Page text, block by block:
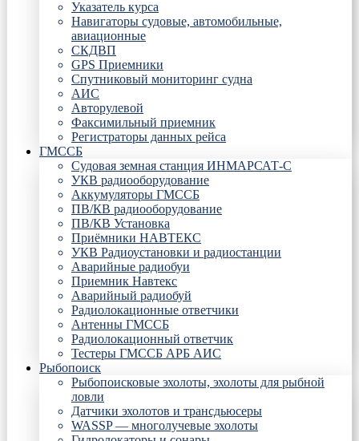
Указатель курса
Навигаторы судовые, автомобильные,
авиационные
СКДВП
GPS Приемники
Спутниковый мониторинг судна
АИС
Авторулевой
Факсимильный приемник
Регистраторы данных рейса
ГМССБ
Судовая земная станция ИНМАРСАТ-С
УКВ радиооборудование
Аккумуляторы ГМССБ
ПВ/КВ радиооборудование
ПВ/КВ Установка
Приёмники НАВТЕКС
УКВ Радиоустановки и радиостанции
Аварийные радиобуи
Приемник Навтекс
Аварийный радиобуй
Радиолокационные ответчики
Антенны ГМССБ
Радиолокационный ответчик
Тестеры ГМССБ АРБ АИС
Рыбопоиск
Рыбопоисковые эхолоты, эхолоты для рыбной
ловли
Датчики эхолотов и трансдьюсеры
WASSP — многолучевые эхолоты